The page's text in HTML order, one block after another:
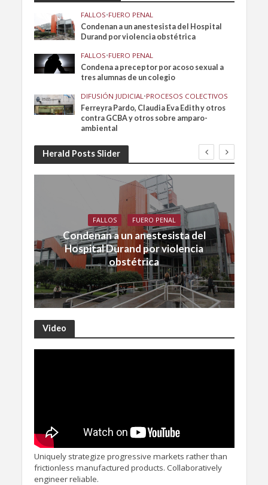
FALLOS•FUERO PENAL
Condenan a un anestesista del Hospital
Durand por violencia obstétrica
FALLOS•FUERO PENAL
Condena a preceptor por acoso sexual a
tres alumnas de un colegio
DIFUSIÓN JUDICIAL •PROCESOS COLECTIVOS
Ferreyra Pardo, Claudia Eva Edith y otros
contra GCBA y otros sobre amparo-
ambiental
Herald Posts Slider
FALLOS FUERO PENAL
Condenan a un anestesista del
Hospital Durand por violencia
obstétrica
Video
Uniquely strategize progressive markets rather than
frictionless manufactured products. Collaboratively
engineer reliable.